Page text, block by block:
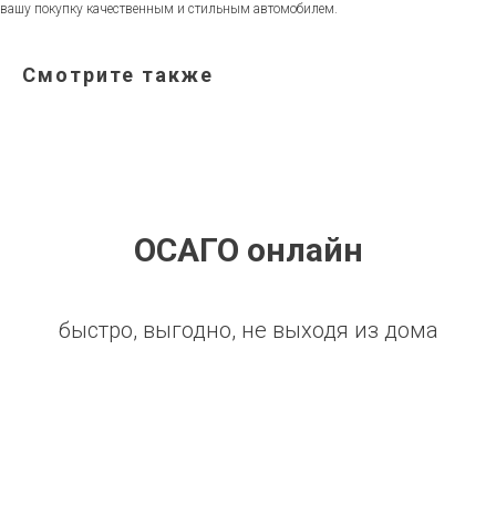
вашу покупку качественным и стильным автомобилем.
Смотрите также
ОСАГО онлайн
быстро, выгодно, не выходя из дома